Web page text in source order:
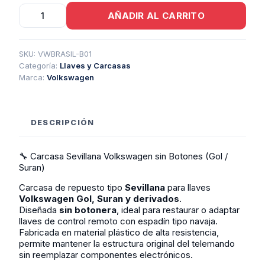
Carcasa
Sevillana
Volkswagen
Sin
Botones
Gol
Suran
AÑADIR AL CARRITO
SKU: VWBRASIL-B01
Categoría: Llaves y Carcasas
Marca: Volkswagen
DESCRIPCIÓN
🔧 Carcasa Sevillana Volkswagen sin Botones (Gol /
Suran)
Carcasa de repuesto tipo Sevillana para llaves
Volkswagen Gol, Suran y derivados.
Diseñada sin botonera, ideal para restaurar o adaptar
llaves de control remoto con espadín tipo navaja.
Fabricada en material plástico de alta resistencia,
permite mantener la estructura original del telemando
sin reemplazar componentes electrónicos.